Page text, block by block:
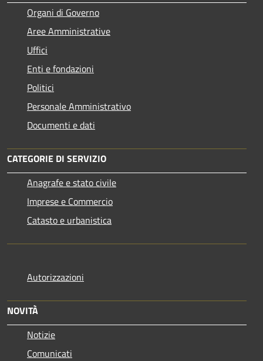
Organi di Governo
Aree Amministrative
Uffici
Enti e fondazioni
Politici
Personale Amministrativo
Documenti e dati
CATEGORIE DI SERVIZIO
Anagrafe e stato civile
Imprese e Commercio
Catasto e urbanistica
Autorizzazioni
NOVITÀ
Notizie
Comunicati